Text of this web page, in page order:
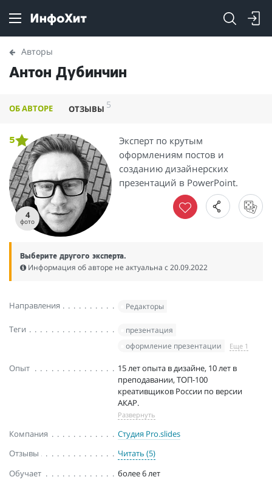
Авторы
Антон Дубинчин
ОБ АВТОРЕ ОТЗЫВЫ 5
4
фото
5
Эксперт по крутым
оформлениям постов и
созданию дизайнерских
презентаций в PowerPoint.
Выберите другого эксперта.
Информация об авторе не актуальна c 20.09.2022
Направления Редакторы
Теги
презентация
оформление презентации
Еще 1
Опыт
15 лет опыта в дизайне, 10 лет в
преподавании, ТОП-100
креативщиков России по версии
АКАР.
Развернуть
Компания
Студия Pro.slides
Отзывы
Читать (5)
Обучает
более 6 лет